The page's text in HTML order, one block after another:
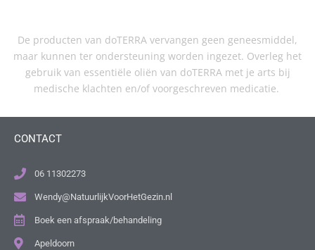
De producten van doTERRA vervangen geen geneesmiddel,
maar kunnen ter ondersteuning worden ingezet. Overleg het
gebruik van essentiële oliën van doTERRA met je arts bij
medische klachten en/of voorgeschreven medicatie.
CONTACT
06 11302273
Wendy@NatuurlijkVoorHetGezin.nl
Boek een afspraak/behandeling
Apeldoorn